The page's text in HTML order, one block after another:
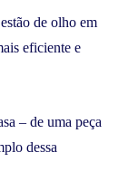
de olho em
eficiente e
– de uma peça
dessa